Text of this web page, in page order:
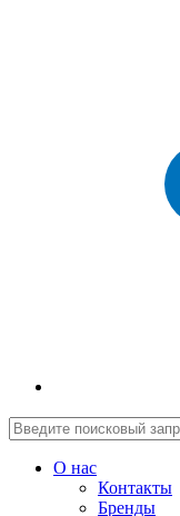
О нас
Контакты
Бренды